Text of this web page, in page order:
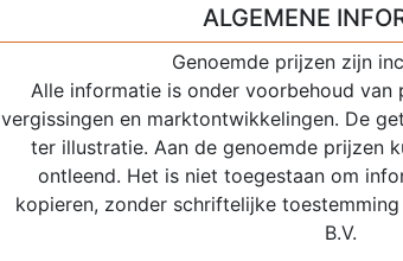
ALGEMENE
Genoemde prijzen zijn
Alle informatie is onder voorbehoud van
vergissingen en marktontwikkelingen. De
ter illustratie. Aan de genoemde prijzen
ontleend. Het is niet toegestaan om
kopieren, zonder schriftelijke
B.V.